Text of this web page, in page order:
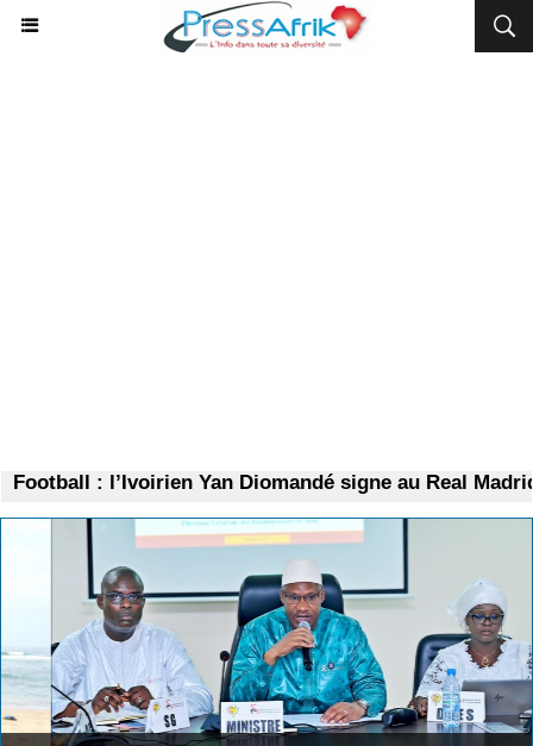
: l’Ivoirien Yan Diomandé signe au Real Madrid